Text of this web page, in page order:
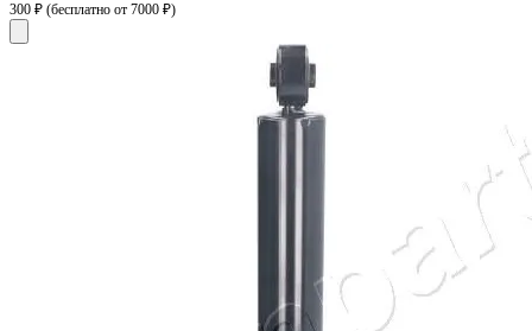
300 ₽ (бесплатно от 7000 ₽)